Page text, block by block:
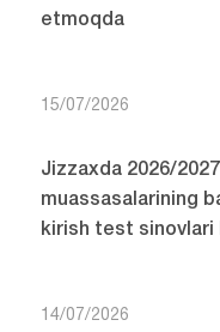
etmoqda
15/07/2026
Jizzaxda 2026/
muassasalarining
kirish test sinovlari
14/07/2026